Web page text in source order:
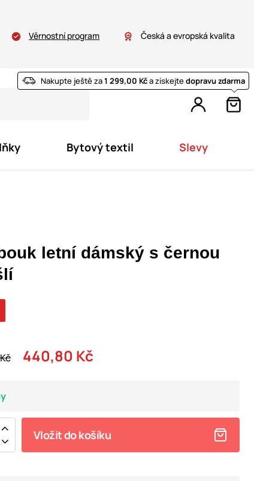
Věrnostní program
Česká a evropská kvalita
Nakupte ještě za1 299,00 Kča získejtedopravu zdarma
Bytový textil Slevy
letní dámský s černou
440,80 Kč
Vložit do košíku